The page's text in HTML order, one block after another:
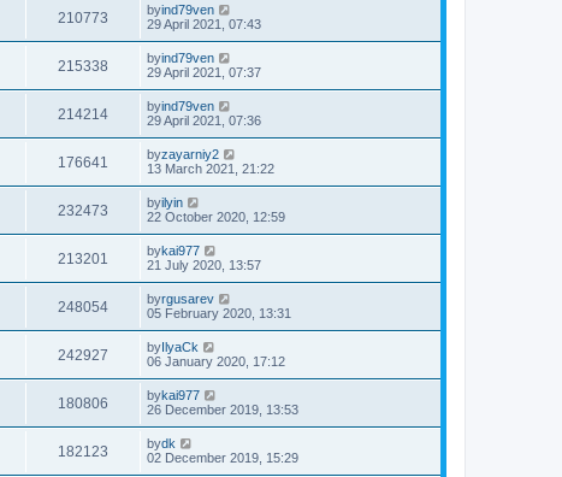
210773 byind79ven
29 April 2021, 07:43
215338 byind79ven
29 April 2021, 07:37
214214 byind79ven
29 April 2021, 07:36
176641 byzayarniy2
13 March 2021, 21:22
232473 byilyin
22 October 2020, 12:59
213201 bykai977
21 July 2020, 13:57
248054 byrgusarev
05 February 2020, 13:31
242927 byIlyaCk
06 January 2020, 17:12
180806 bykai977
26 December 2019, 13:53
182123 bydk
02 December 2019, 15:29